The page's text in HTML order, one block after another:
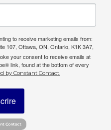
to receive marketing emails from:
107, Ottawa, ON, Ontario, K1K 3A7,
your consent to receive emails at
link, found at the bottom of every
by Constant Contact.